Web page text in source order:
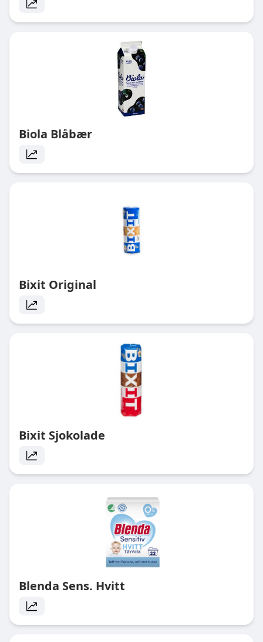
Biola Blåbær
Bixit Original
Bixit Sjokolade
Blenda Sens. Hvitt